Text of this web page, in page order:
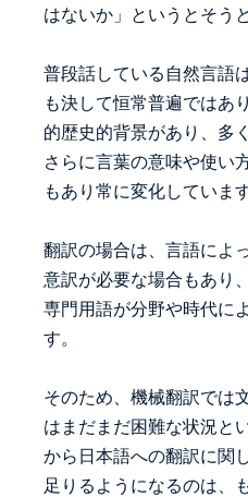
はないか」というとそう
普段話している自然言語
も決して恒常普遍ではあ
的歴史的背景があり、多
さらに言葉の意味や使い
もあり常に変化しています
翻訳の場合は、言語によ
意訳が必要な場合もあり
専門用語が分野や時代に
す。
そのため、機械翻訳では
はまだまだ困難な状況と
から日本語への翻訳に関
足りるようになるのは、